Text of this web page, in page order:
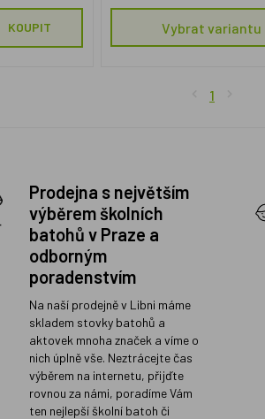
KOUPIT Vybrat variantu
1
Prodejna s největším
výběrem školních
batohů v Praze a
odborným
poradenstvím
Na naší prodejně v Libni máme
skladem stovky batohů a
aktovek mnoha značek a víme o
nich úplně vše. Neztrácejte čas
výběrem na internetu, přijďte
rovnou za námi, poradíme Vám
ten nejlepší školní batoh či